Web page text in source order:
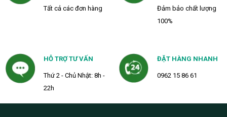
Tất cả các đơn hàng
Đảm bảo chất lượng
100%
HỖ TRỢ TƯ VẤN
Thứ 2 - Chủ Nhật: 8h -
22h
ĐẶT HÀNG NHANH
0962 15 86 61